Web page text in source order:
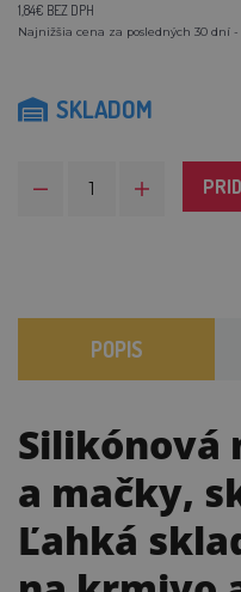
1,84€ BEZ DPH
Najnižšia cena za posledných 30 dní -
SKLADOM
POPIS
Silikónová
a mačky,
Ľahká